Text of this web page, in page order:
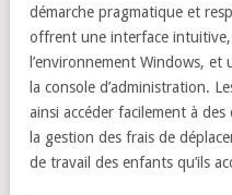
démarche pragmatique et
offrent une interface
l’environnement Windows, et
la console d’administration.
ainsi accéder facilement à
la gestion des frais de
de travail des enfants qu’ils